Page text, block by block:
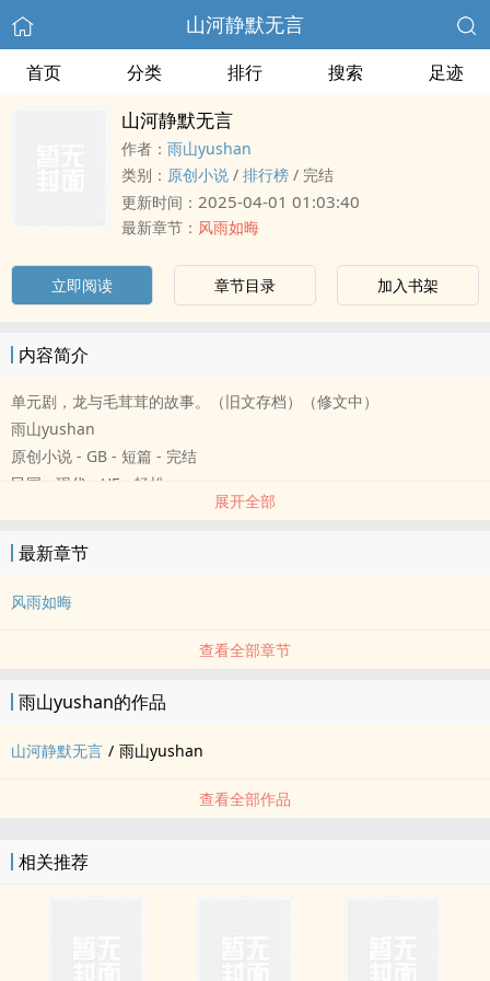
山河静默无言
首页 分类 排行 搜索 足迹
山河静默无言
作者： 雨山yushan
类别： 原创小说 / 排行榜 / 完结
更新时间： 2025-04-01 01:03:40
最新章节： 风雨如晦
立即阅读 章节目录 加入书架
内容简介
单元剧，龙与毛茸茸的故事。（旧文存档）（修文中）
雨山yushan
原创小说 - GB - 短篇 - 完结
民国 - 现代 - HE - 轻松
展开全部
最新章节
风雨如晦
查看全部章节
雨山yushan的作品
山河静默无言 / 雨山yushan
查看全部作品
相关推荐